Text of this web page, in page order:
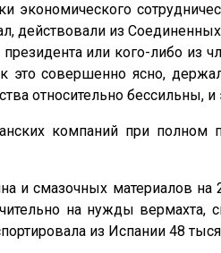
из
или кого-либо из
совершенно ясно,
относительно бессильны, и
компаний при полном
и смазочных материалов
на нужды
из Испании 48